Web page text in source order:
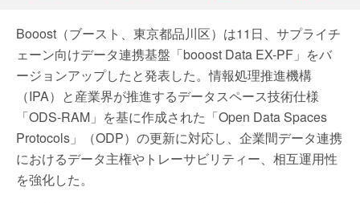
Booost（ブースト、東京都品川区）は11日、サプライチ
ェーン向けデータ連携基盤「booost Data EX-PF」をバ
ージョンアップしたと発表した。情報処理推進機構
（IPA）と産業界が推進するデータスペース技術仕様
「ODS-RAM」を基に作成された「Open Data Spaces
Protocols」（ODP）の更新に対応し、企業間データ連携
におけるデータ主権やトレーサビリティー、相互運用性
を強化した。